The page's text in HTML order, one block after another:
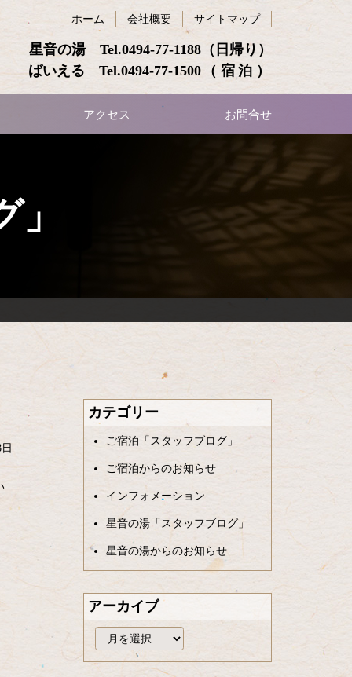
星音の湯 Tel.0494-77-1188 （日帰り）
ばいえる Tel.0494-77-1500 （宿泊）
ホーム 会社概要 サイトマップ
アクセス お問合せ
カテゴリー
ご宿泊「スタッフブログ」
ご宿泊からのお知らせ
インフォメーション
星音の湯「スタッフブログ」
星音の湯からのお知らせ
アーカイブ
ー
カ